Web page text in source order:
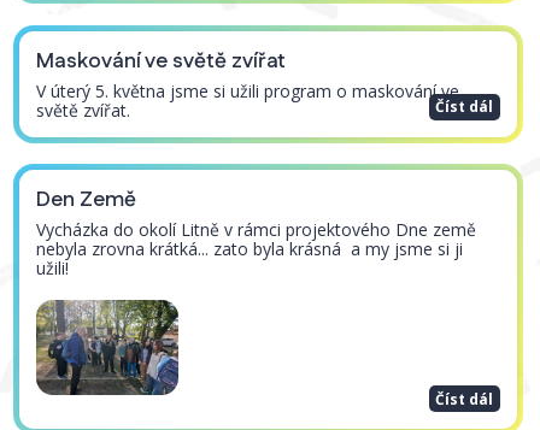
Maskování ve světě zvířat
V úterý 5. května jsme si užili program o maskování ve
světě zvířat.
Číst dál
Den Země
Vycházka do okolí Litně v rámci projektového Dne země
nebyla zrovna krátká... zato byla krásná a my jsme si ji
užili!
Číst dál